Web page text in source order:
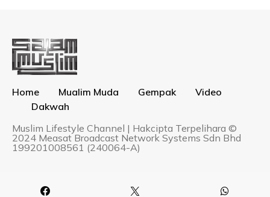
Home Mualim Muda Gempak
Video
Dakwah
Muslim Lifestyle Channel | Hakcipta Terpelihara ©
2024 Measat Broadcast Network Systems Sdn Bhd
199201008561 (240064-A)